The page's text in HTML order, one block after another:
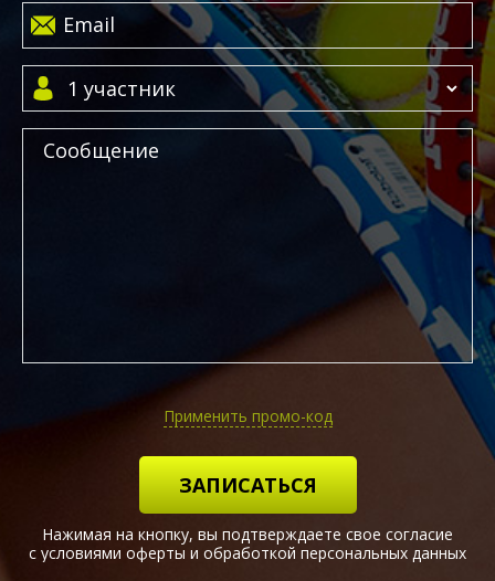
Применить промо-код
ЗАПИСАТЬСЯ
Нажимая на кнопку, вы подтверждаете свое согласие
с условиями оферты и обработкой персональных данных